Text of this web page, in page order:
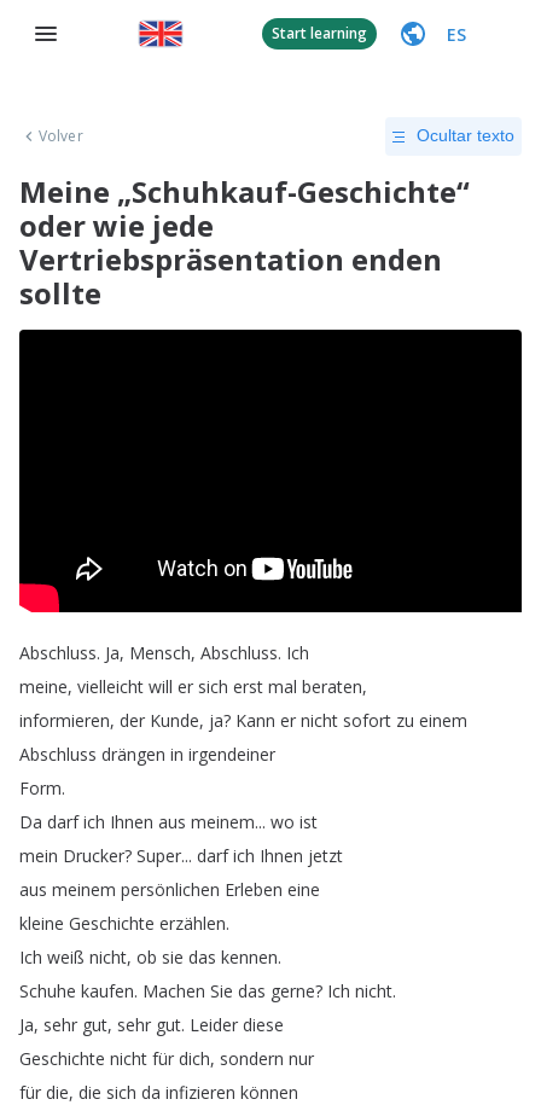
Start learning ES
Volver Ocultar texto
Meine „Schuhkauf-Geschichte“
oder wie jede
Vertriebspräsentation enden
sollte
Abschluss. Ja, Mensch, Abschluss. Ich
meine, vielleicht will er sich erst mal beraten,
informieren, der Kunde, ja? Kann er nicht sofort zu einem
Abschluss drängen in irgendeiner
Form.
Da darf ich Ihnen aus meinem... wo ist
mein Drucker? Super... darf ich Ihnen jetzt
aus meinem persönlichen Erleben eine
kleine Geschichte erzählen.
Ich weiß nicht, ob sie das kennen.
Schuhe kaufen. Machen Sie das gerne? Ich nicht.
Ja, sehr gut, sehr gut. Leider diese
Geschichte nicht für dich, sondern nur
für die, die sich da infizieren können